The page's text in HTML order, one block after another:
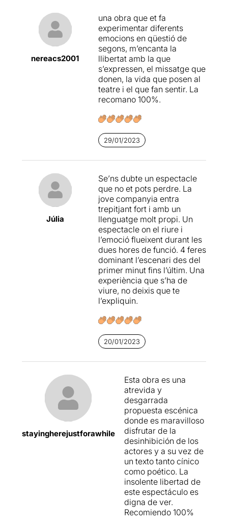
l’audiència alerta i en
constant atenció.
És unviatge trepidant i
intens, vertebrat en un
divertit i frescper parlar
d’un gran mal. Sortir del
teatre és fàcil, però de l’obra
no. Es queda enganxada al
desgast i pèrdua de força,
els intèrprets, s’ho ha deixat
tot a l’escenari.
nereacs2001
una obra que et fa
experimentar diferents
emocions en qüestió de
segons, m’encanta la
llibertat amb la que
s’expressen, el missatge que
donen, la vida que posen al
teatre i el que fan sentir. La
recomano 100%.
29/01/2023
Júlia
Se’ns dubte un espectacle
que no et pots perdre. La
jove companyia entra
trepitjant fort i amb un
llenguatge molt propi. Un
espectacle on el riure i
l’emoció flueixent durant les
dues hores de funció. 4 feres
dominant l’escenari des del
primer minut fins l’últim. Una
experiència que s’ha de
viure, no deixis que te
l’expliquin.
20/01/2023
stayingherejustforawhile
Esta obra es una
atrevida y
desgarrada
propuesta escénica
donde es maravilloso
disfrutar de la
desinhibición de los
actores y a su vez de
un texto tanto cínico
como poético. La
insolente libertad de
este espectáculo es
digna de ver.
Recomiendo 100%